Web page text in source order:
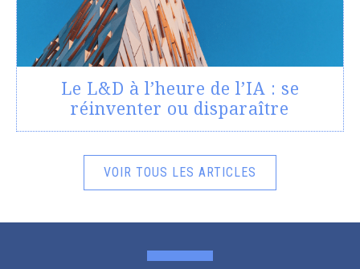
Le L&D à l’heure de l’IA : se
réinventer ou disparaître
VOIR TOUS LES ARTICLES